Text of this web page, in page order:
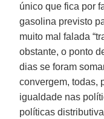
único que fica por
gasolina previsto
muito mal falada
obstante, o ponto
dias se foram
convergem, todas,
igualdade nas
políticas